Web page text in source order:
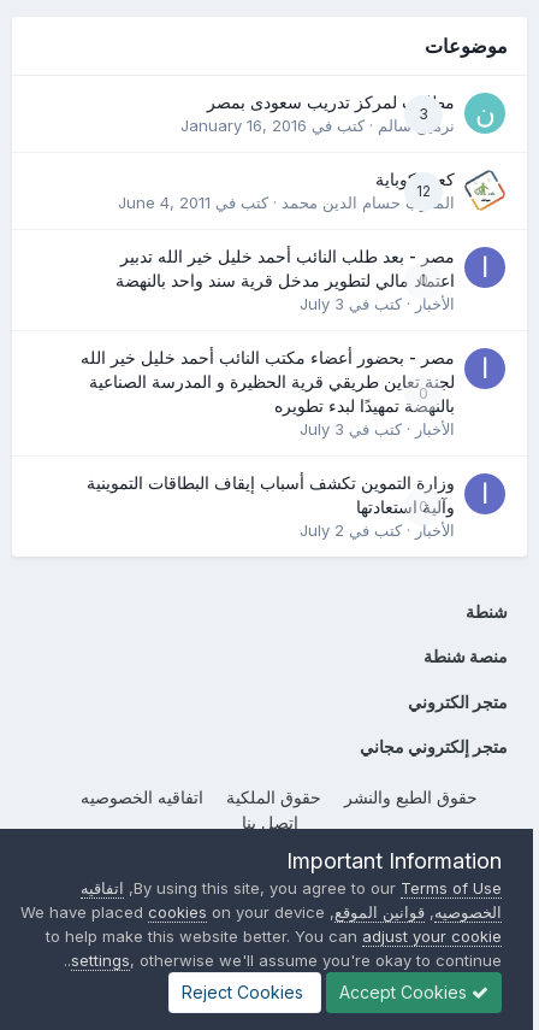
موضوعات
3
مطلوب لمركز تدريب سعودى بمصر
نرمين سالم· كتب في January 16, 2016
12
كعب كوباية
المدرب حسام الدين محمد· كتب في June 4, 2011
0
مصر - بعد طلب النائب أحمد خليل خير الله تدبير
اعتماد مالي لتطوير مدخل قرية سند واحد بالنهضة
الأخبار· كتب في July 3
0
مصر - بحضور أعضاء مكتب النائب أحمد خليل خير الله
لجنة تعاين طريقي قرية الحظيرة و المدرسة الصناعية
بالنهضة تمهيدًا لبدء تطويره
الأخبار· كتب في July 3
0
وزارة التموين تكشف أسباب إيقاف البطاقات التموينية
وآلية استعادتها
الأخبار· كتب في July 2
شنطة
منصة شنطة
متجر الكتروني
متجر إلكتروني مجاني
حقوق الطبع والنشر حقوق الملكية
اتفاقيه الخصوصيه
إتصل بنا
Powered by Invision CommunityImportant Information
By using this site, you agree to ourTerms of Use
, اتفاقيه
الخصوصيه, قوانين الموقع, We have placed
cookies on your device
to help make this website better. You canadjust your cookie
settings , otherwise we'll assume you're okay to continue..
Accept Cookies